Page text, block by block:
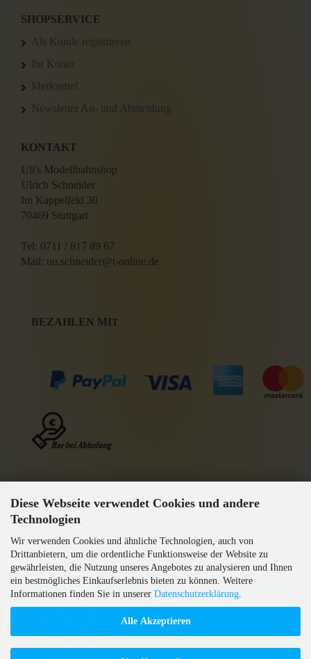
Diese Webseite verwendet Cookies und andere
Technologien
Wir verwenden Cookies und ähnliche Technologien, auch von
Drittanbietern, um die ordentliche Funktionsweise der Website zu
gewährleisten, die Nutzung unseres Angebotes zu analysieren und Ihnen
ein bestmögliches Einkaufserlebnis bieten zu können. Weitere
Informationen finden Sie in unserer Datenschutzerklärung
Alle Akzeptieren
SHOPSERVICE
Als Kunde registrieren
Ihr Konto
Merkzettel
Newsletter An- und Abmeldung
KONTAKT
Uli's Modellbahnshop
Ulrich Schneider
Im Kappelfeld 30
70469 Stuttgart
Tel: 0711 / 817 89 67
Mail: uu.schneider@t-online.de
BEZAHLEN MIT
GEPRÜFTE AGB